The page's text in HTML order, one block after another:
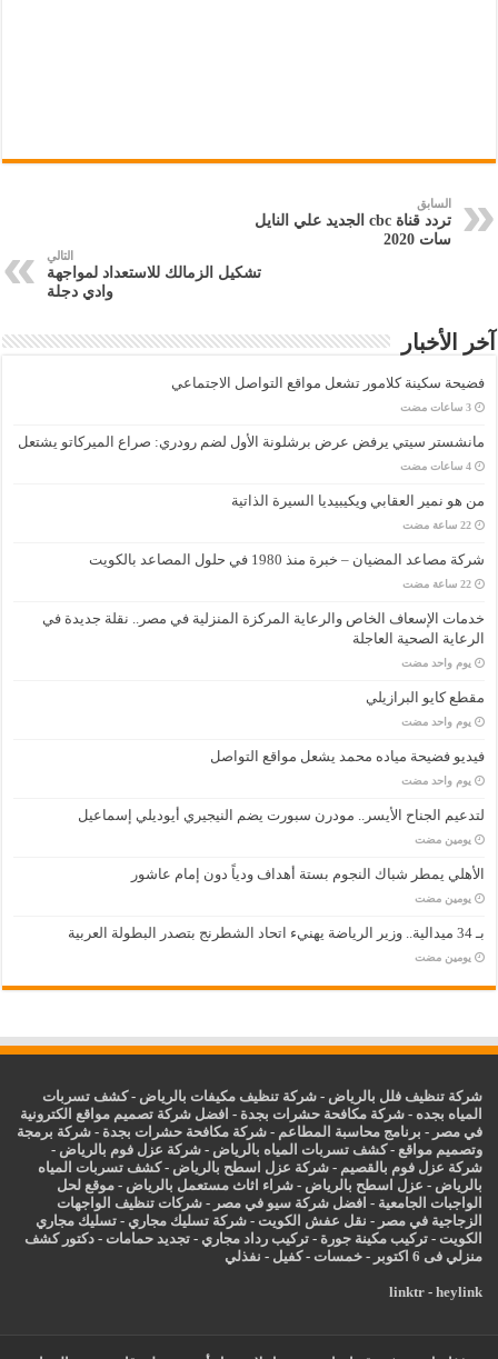
السابق
تردد قناة cbc الجديد علي النايل
سات 2020
التالي
تشكيل الزمالك للاستعداد لمواجهة
وادي دجلة
آخر الأخبار
فضيحة سكينة كلامور تشعل مواقع التواصل الاجتماعي
‏3 ساعات مضت
مانشستر سيتي يرفض عرض برشلونة الأول لضم رودري: صراع الميركاتو يشتعل
‏4 ساعات مضت
من هو نمير العقابي ويكيبيديا السيرة الذاتية
‏22 ساعة مضت
شركة مصاعد المضيان – خبرة منذ 1980 في حلول المصاعد بالكويت
‏22 ساعة مضت
خدمات الإسعاف الخاص والرعاية المركزة المنزلية في مصر.. نقلة جديدة في
الرعاية الصحية العاجلة
‏يوم واحد مضت
مقطع كايو البرازيلي
‏يوم واحد مضت
فيديو فضيحة مياده محمد يشعل مواقع التواصل
‏يوم واحد مضت
لتدعيم الجناح الأيسر.. مودرن سبورت يضم النيجيري أيوديلي إسماعيل
‏يومين مضت
الأهلي يمطر شباك النجوم بستة أهداف ودياً دون إمام عاشور
‏يومين مضت
بـ 34 ميدالية.. وزير الرياضة يهنيء اتحاد الشطرنج بتصدر البطولة العربية
‏يومين مضت
شركة تنظيف فلل بالرياض -شركة تنظيف مكيفات بالرياض -كشف تسربات
المياه بجده -شركة مكافحة حشرات بجدة - افضل شركة تصميم مواقع الكترونية
في مصر - برنامج محاسبة المطاعم -شركة مكافحة حشرات بجدة -شركة برمجة
وتصميم مواقع -كشف تسربات المياه بالرياض -شركة عزل فوم بالرياض -
شركة عزل فوم بالقصيم -شركة عزل اسطح بالرياض -كشف تسربات المياه
بالرياض - عزل اسطح بالرياض -شراء اثاث مستعمل بالرياض - موقع لحل
الواجبات الجامعية - افضل شركة سيو في مصر -شركات تنظيف الواجهات
الزجاجية في مصر - نقل عفش الكويت -شركة تسليك مجاري -تسليك مجاري
الكويت -تركيب مكينة جورة -تركيب رداد مجاري -تجديد حمامات -دكتور كشف
منزلي فى 6 اكتوبر
-خمسات -كفيل - نفذلي
linktr- heylink